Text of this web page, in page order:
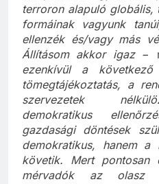
kiterjeszteni. Ugyanakkor
terroron alapuló globális,
formáinak vagyunk
ellenzék és/vagy más
Állításom akkor igaz−
ezenkívül a
tömegtájékoztatás, a
szervezetek
demokratikus
gazdasági döntések
demokratikus, hanem a
követik. Mert